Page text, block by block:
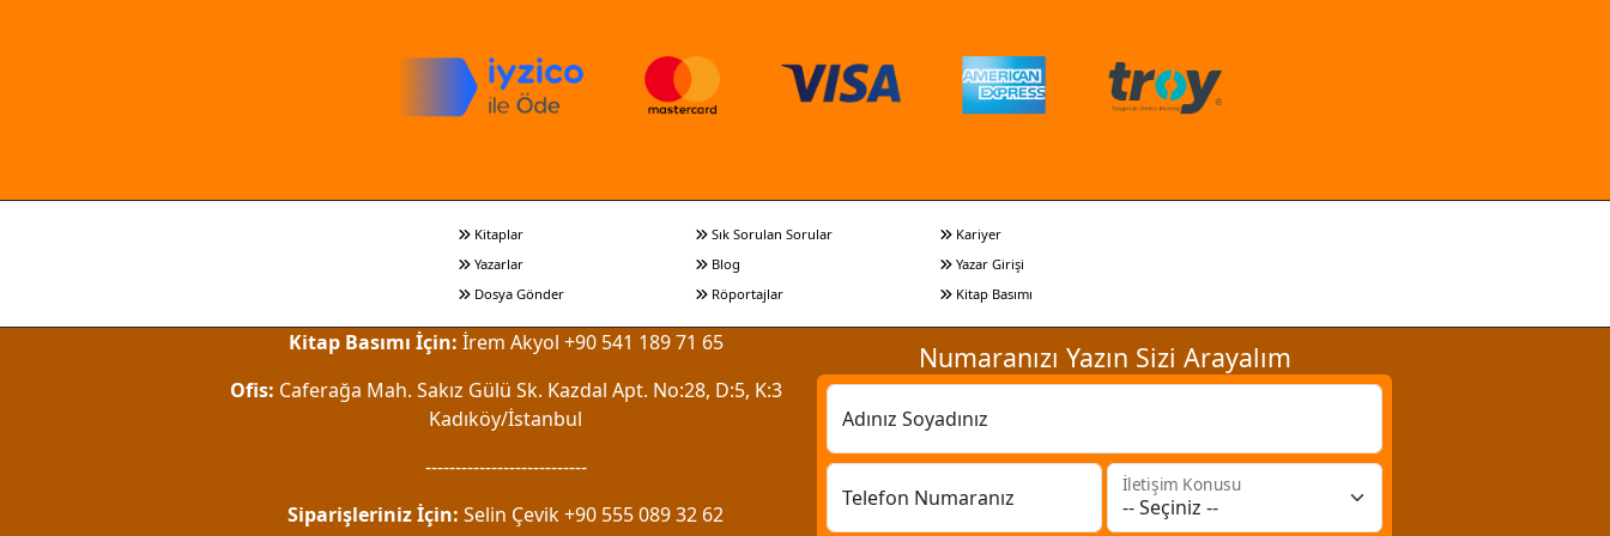
Kitaplar
Yazarlar
Dosya Gönder
Sık Sorulan Sorular
Blog
Röportajlar
Kariyer
Yazar Girişi
Kitap Basımı
Kitap Basımı İçin: İrem Akyol +90 541 189 71 65
Ofis: Caferağa Mah. Sakız Gülü Sk. Kazdal Apt. No:28, D:5, K:3
Kadıköy/İstanbul
---------------------------
Siparişleriniz İçin: Selin Çevik +90 555 089 32 62
Numaranızı Yazın Sizi Arayalım
Adınız Soyadınız
Telefon Numaranız
İletişim Konusu